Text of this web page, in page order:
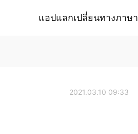
แอปแลกเปลี่ยนทางภาษา
2021.03.10 09:33